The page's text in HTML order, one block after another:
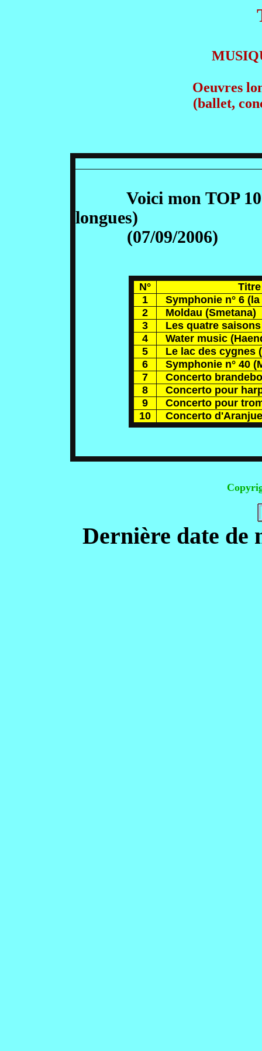
Oeuvres
(ballet,
Voici mon TOP 10
longues)
(07/09/2006)
N°
1
Symphonie n° 6
2
Moldau (Smetana)
3
Les quatre
4
Water music
5
Le lac des cygnes
6
Symphonie n° 40
7
Concerto
8
Concerto pour
9
Concerto pour
10
Concerto
Dernière date de